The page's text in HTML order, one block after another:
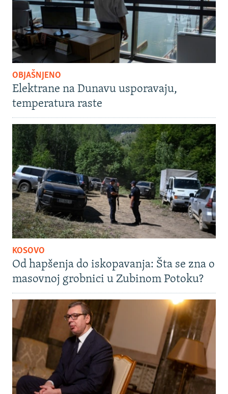
OBJAŠNJENO
Elektrane na Dunavu usporavaju,
temperatura raste
KOSOVO
Od hapšenja do iskopavanja: Šta se zna o
masovnoj grobnici u Zubinom Potoku?